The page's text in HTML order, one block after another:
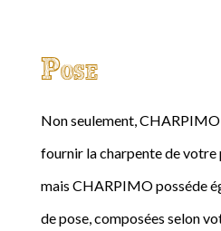
Pose
Non seulement, CHARPIMO
fournir la charpente de
mais CHARPIMO posséde
de pose, composées selon